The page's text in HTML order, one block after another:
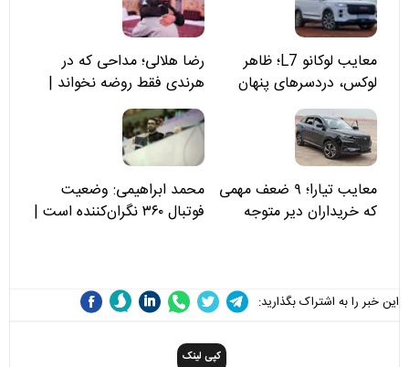
معایب لوکانو L7؛ ظاهر
لوکس، دردسرهای پنهان
رضا هلالی؛ مداحی که در
هرندی فقط روضه نخواند |
مسئولان «تکیه‌گاه آقا مرتضی
علی(ع)» را جدی‌تر ببینند
معایب تیارا؛ ۹ ضعف مهمی
که خریداران دیر متوجه
محمد ابراهیمی: وضعیت
فوتبال ۳۶۰ نگران‌کننده است |
این خبر را به اشتراک بگذارید:
کپی لینک